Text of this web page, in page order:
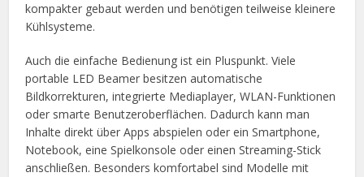
kompakter gebaut werden und benötigen teilweise kleinere
Kühlsysteme.
Auch die einfache Bedienung ist ein Pluspunkt. Viele
portable LED Beamer besitzen automatische
Bildkorrekturen, integrierte Mediaplayer, WLAN-Funktionen
oder smarte Benutzeroberflächen. Dadurch kann man
Inhalte direkt über Apps abspielen oder ein Smartphone,
Notebook, eine Spielkonsole oder einen Streaming-Stick
anschließen. Besonders komfortabel sind Modelle mit